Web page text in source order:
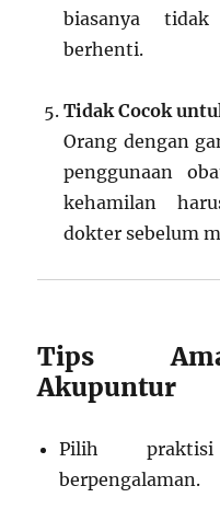
biasanya
berhenti.
Tidak Cocok
Orang dengan
penggunaan
kehamilan
dokter sebelum
Tips
Akupuntur
Pilih
berpengalaman.